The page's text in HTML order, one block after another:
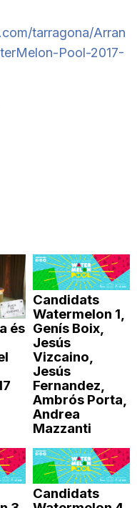
tarragona/Arran
Pool-2017-
és
Candidats
Watermelon 1,
Genís Boix,
Jesús
Vizcaino,
Jesús
Fernandez,
Ambrós Porta,
Andrea
Mazzanti
Candidats